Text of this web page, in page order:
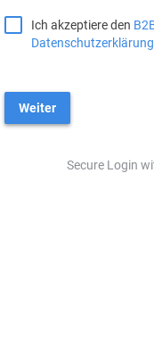
Ich akzeptiere den
Datenschutzerklärung
Weiter
Secure Login